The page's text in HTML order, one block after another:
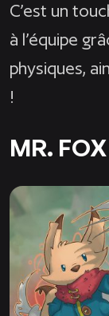
C’est un
à l’équipe
physiques,
!
MR. FOX